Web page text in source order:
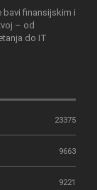
bavi finansijskim i
– od
do IT
23375
9663
9221